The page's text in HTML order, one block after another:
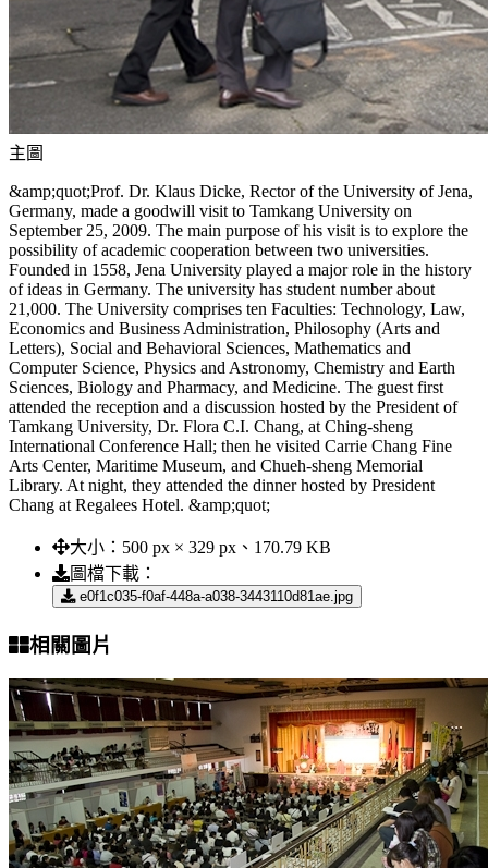
主圖
&amp;quot;Prof. Dr. Klaus Dicke, Rector of the University of Jena,
Germany, made a goodwill visit to Tamkang University on
September 25, 2009. The main purpose of his visit is to explore the
possibility of academic cooperation between two universities.
Founded in 1558, Jena University played a major role in the history
of ideas in Germany. The university has student number about
21,000. The University comprises ten Faculties: Technology, Law,
Economics and Business Administration, Philosophy (Arts and
Letters), Social and Behavioral Sciences, Mathematics and
Computer Science, Physics and Astronomy, Chemistry and Earth
Sciences, Biology and Pharmacy, and Medicine. The guest first
attended the reception and a discussion hosted by the President of
Tamkang University, Dr. Flora C.I. Chang, at Ching-sheng
International Conference Hall; then he visited Carrie Chang Fine
Arts Center, Maritime Museum, and Chueh-sheng Memorial
Library. At night, they attended the dinner hosted by President
Chang at Regalees Hotel. &amp;quot;
大小： 500 px × 329 px、170.79 KB
圖檔下載：
e0f1c035-f0af-448a-a038-3443110d81ae.jpg
相關圖片